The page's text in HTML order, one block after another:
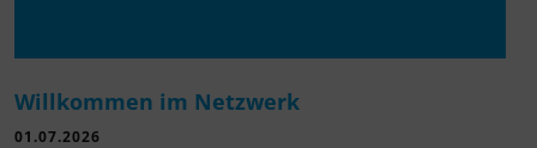
Willkommen im Netzwerk
01.07.2026